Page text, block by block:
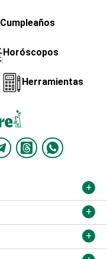
Cumpleaños
Horóscopos
Herramientas